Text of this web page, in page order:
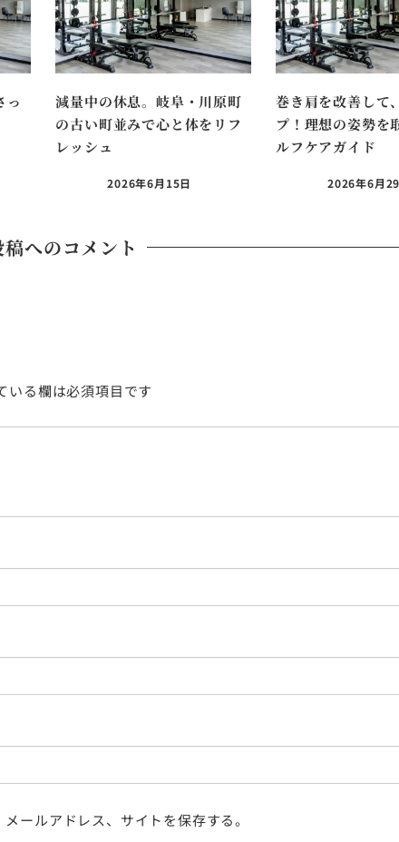
っ
減量中の休息。岐阜・川原町
の古い町並みで心と体をリフ
レッシュ
2026年6月15日
巻き肩を改善して
プ！理想の姿勢を
ルフケアガイド
2026年6月
稿へのコメント
いる欄は必須項目です
ールアドレス、サイトを保存する。